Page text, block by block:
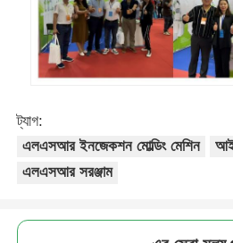
তরল সিলিকন ছাঁচনির্মাণ
সিলিকন রাবার ইনজেকশন ছাঁচনির্মাণ
ট্যাগ:
এলএসআর ইনজেকশন মোল্ডিং মেশিন
এলএসআর সরঞ্জাম